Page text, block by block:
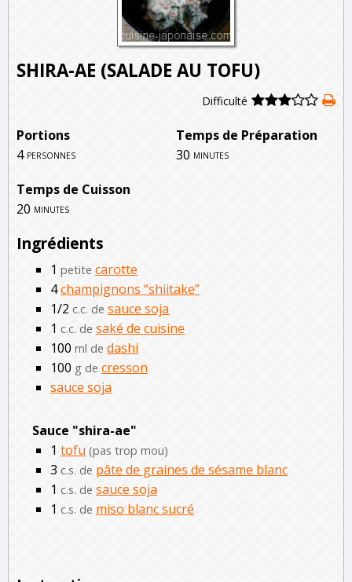
SHIRA-AE (SALADE AU TOFU)
Difficulté
Portions
Temps de Préparation
4 personnes 30 minutes
Temps de Cuisson
20 minutes
Ingrédients
1 petite carotte
4champignons “shiitake”
1/2 c.c. de sauce soja
1 c.c. de saké de cuisine
100 ml de dashi
100 g de cresson
sauce soja
Sauce "shira-ae"
1 tofu (pas trop mou)
3 c.s. de pâte de graines de sésame blanc
1 c.s. de sauce soja
1 c.s. de miso blanc sucré